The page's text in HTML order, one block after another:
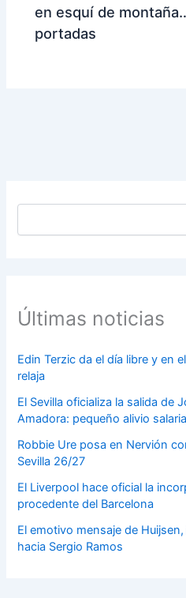
en esquí de
portadas
Buscar
Últimas noticias
Edin Terzic da el día libre y en
relaja
El Sevilla oficializa la salida de
Amadora: pequeño alivio
Robbie Ure posa en Nervión
Sevilla 26/27
El Liverpool hace oficial la
procedente del Barcelona
El emotivo mensaje de
hacia Sergio Ramos